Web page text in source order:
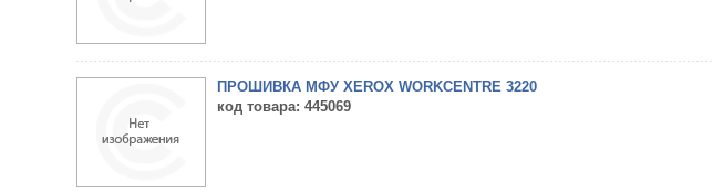
ПРОШИВКА МФУ XEROX WORKCENTRE 3220
код товара: 445069